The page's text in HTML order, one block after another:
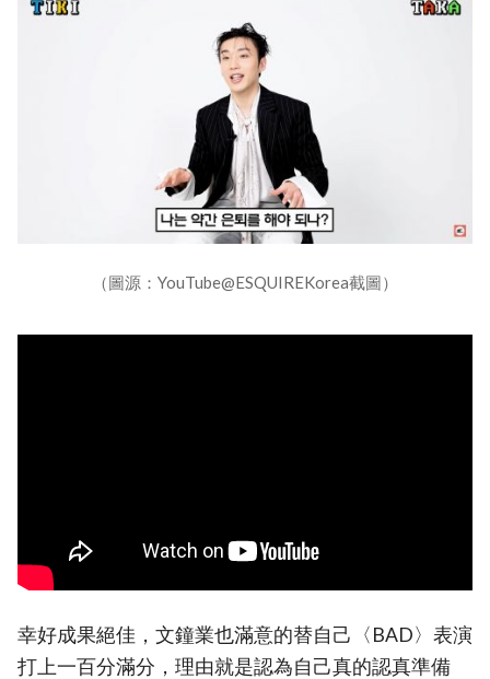
（圖源：YouTube@ESQUIREKorea截圖）
幸好成果絕佳，文鐘業也滿意的替自己〈BAD〉表演
打上一百分滿分，理由就是認為自己真的認真準備